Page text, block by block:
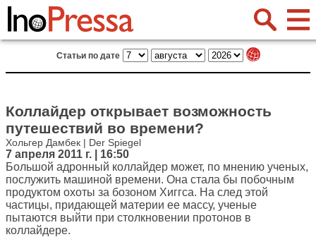
Статьи по дате
Коллайдер открывает возможность
путешествий во времени?
Хольгер Дамбек | Der Spiegel
7 апреля 2011 г. | 16:50
Большой адронный коллайдер может, по мнению ученых,
послужить машиной времени. Она стала бы побочным
продуктом охоты за бозоном Хиггса. На след этой
частицы, придающей материи ее массу, ученые
пытаются выйти при столкновении протонов в
коллайдере.